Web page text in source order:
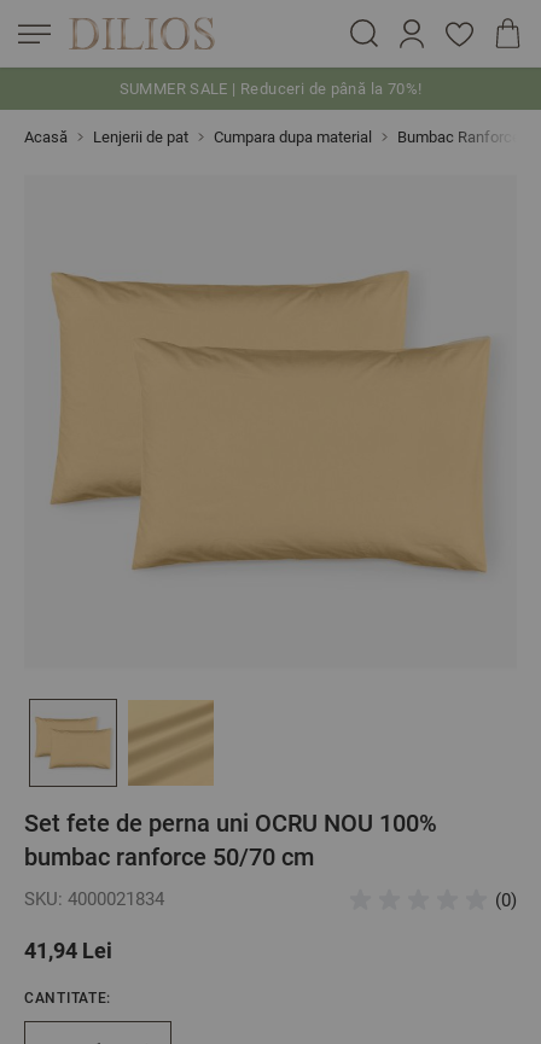
SUMMER SALE | Reduceri de până la 70%!
Acasă Lenjerii de pat Cumpara dupa material Bumbac Ranforce
Set fete de perna uni OCRU NOU 100%
bumbac ranforce 50/70 cm
SKU: 4000021834 (0)
41,94 Lei
CANTITATE: